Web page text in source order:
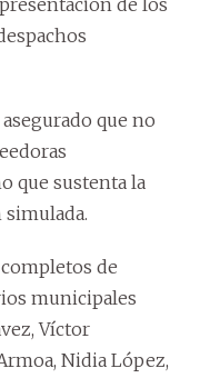
que no
que sustenta la
de
municipales
Víctor
Nidia López,